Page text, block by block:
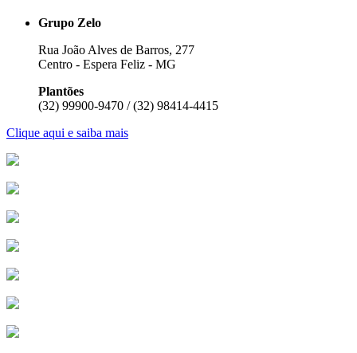
Grupo Zelo
Rua João Alves de Barros, 277
Centro - Espera Feliz - MG
Plantões
(32) 99900-9470 / (32) 98414-4415
Clique aqui e saiba mais